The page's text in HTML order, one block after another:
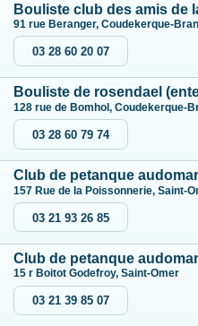
Bouliste club des amis de
91 rue Beranger, Coudekerque-
03 28 60 20 07
Bouliste de rosendael
128 rue de Bomhol, Coudekerque-
03 28 60 79 74
Club de petanque
157 Rue de la Poissonnerie, Saint-
03 21 93 26 85
Club de petanque
15 r Boitot Godefroy, Saint-Omer
03 21 39 85 07